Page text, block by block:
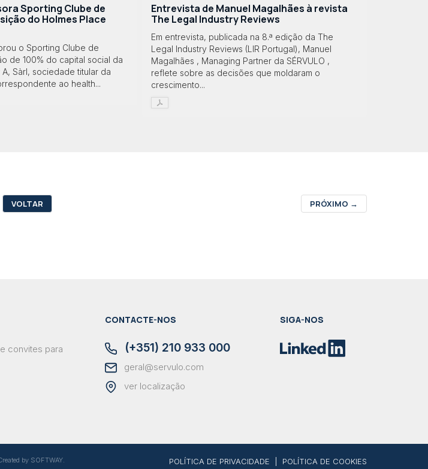
Sporting Clube de
do Holmes Place
o Sporting Clube de
de 100% do capital social da
Sàrl, sociedade titular da
ao health...
Entrevista de Manuel Magalhães à revista
The Legal Industry Reviews
Em entrevista, publicada na 8.ª edição da The
Legal Industry Reviews (LIR Portugal), Manuel
Magalhães , Managing Partner da SÉRVULO ,
reflete sobre as decisões que moldaram o
crescimento...
VOLTAR PRÓXIMO →
convites para
CONTACTE-NOS
(+351) 210 933 000
geral@servulo.com
ver localização
SIGA-NOS
by SOFTWAY. POLÍTICA DE PRIVACIDADE POLÍTICA DE COOKIES